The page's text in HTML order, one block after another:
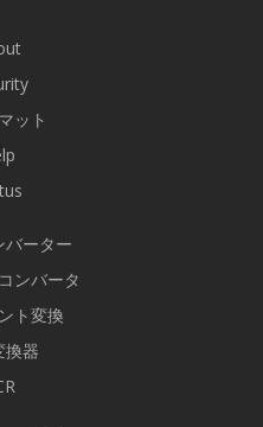
ット
バーター
ンバータ
ト変換
換器